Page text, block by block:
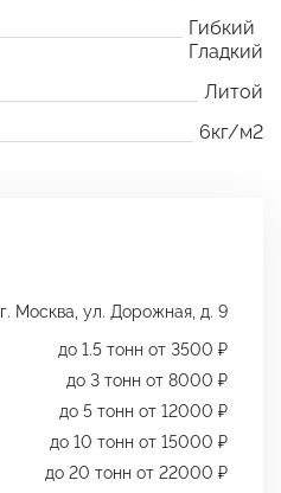
Гибкий
Гладкий
Литой
6кг/м2
г. Москва, ул. Дорожная, д. 9
до 1.5 тонн от 3500 ₽
до 3 тонн от 8000 ₽
до 5 тонн от 12000 ₽
до 10 тонн от 15000 ₽
до 20 тонн от 22000 ₽